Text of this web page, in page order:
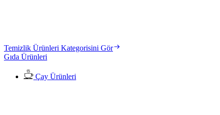
Temizlik Ürünleri Kategorisini Gör
Gıda Ürünleri
Çay Ürünleri